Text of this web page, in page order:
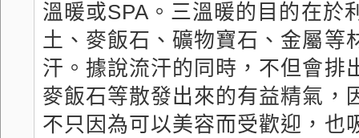
溫暖或SPA。三溫暖的目的在於
土、麥飯石、礦物寶石、金屬
汗。據說流汗的同時，不但會排
麥飯石等散發出來的有益精氣，
不只因為可以美容而受歡迎，也